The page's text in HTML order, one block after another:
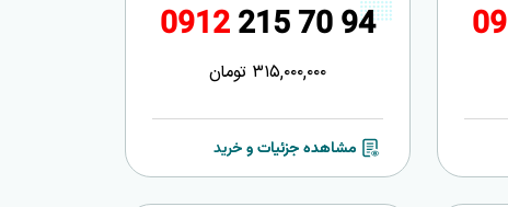
09
09122157094
315,000,000 تومان
مشاهده جزئیات و خرید